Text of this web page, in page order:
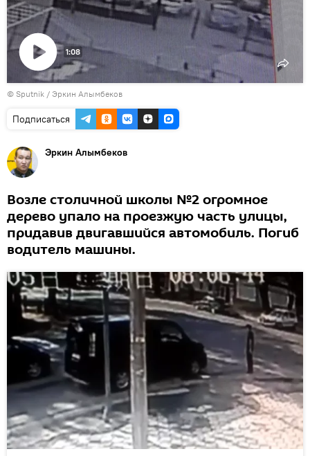
Воспроизвести
видео
1:08
© Sputnik / Эркин Алымбеков
Подписаться
Эркин Алымбеков
Возле столичной школы №2 огромное
дерево упало на проезжую часть улицы,
придавив двигавшийся автомобиль. Погиб
водитель машины.